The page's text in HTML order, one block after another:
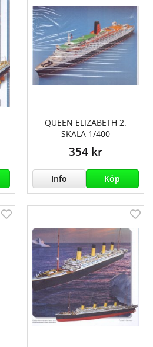
QUEEN ELIZABETH 2.
SKALA 1/400
354 kr
Info Köp